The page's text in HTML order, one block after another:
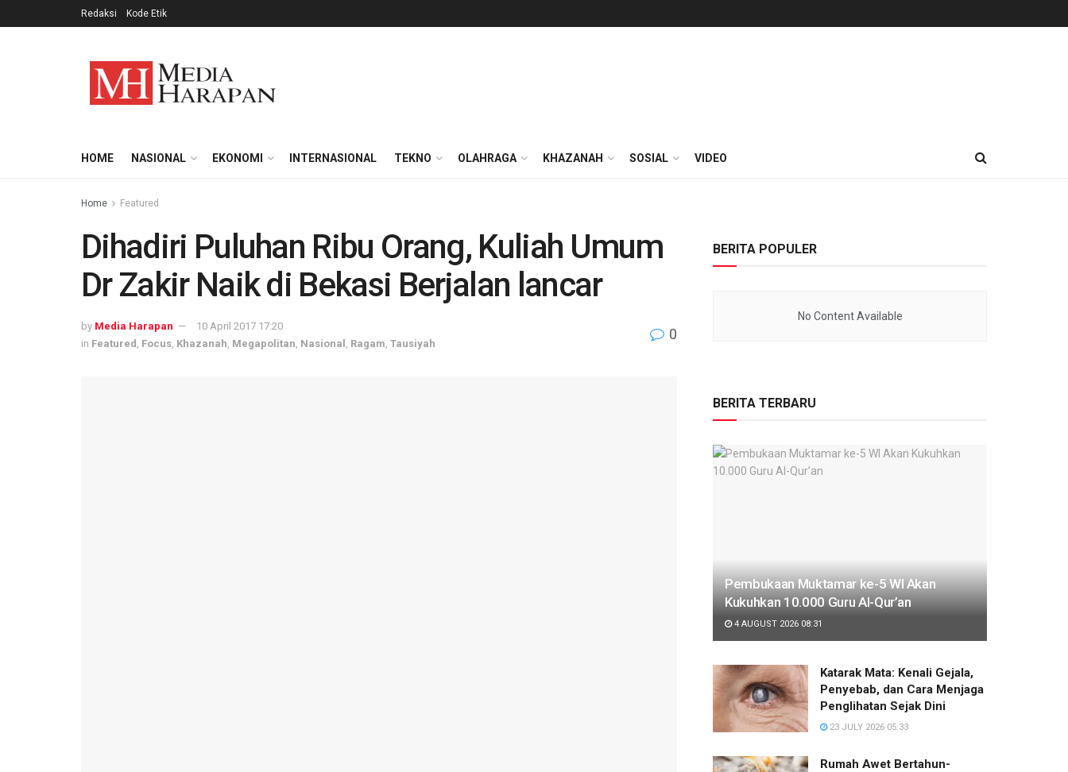
Redaksi Kode Etik
HOME NASIONAL EKONOMI INTERNASIONAL TEKNO OLAHRAGA KHAZANAH SOSIAL VIDEO
Home Featured
Dihadiri Puluhan Ribu Orang, Kuliah Umum
Dr Zakir Naik di Bekasi Berjalan lancar
by Media Harapan
10 April 2017 17:20
in Featured Focus Khazanah Megapolitan Nasional Ragam Tausiyah
0
BERITA POPULER
No Content Available
BERITA TERBARU
Pembukaan Muktamar ke-5 WI Akan
Kukuhkan 10.000 Guru Al-Qur’an
4 AUGUST 2026 08:31
Katarak Mata: Kenali Gejala,
Penyebab, dan Cara Menjaga
Penglihatan Sejak Dini
23 JULY 2026 05:33
Rumah Awet Bertahun-